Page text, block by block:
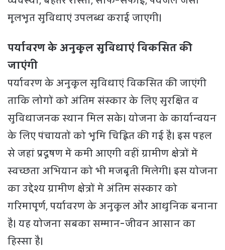
मूलभूत सुविधाएं उपलब्ध कराई जाएगी।
पर्यावरण के अनुकूल सुविधाएं विकसित की
जाएंगी
पर्यावरण के अनुकूल सुविधाएं विकसित की जाएंगी
ताकि लोगों को अंतिम संस्कार के लिए सुरक्षित व
सुविधाजनक स्थान मिल सके। योजना के कार्यान्वयन
के लिए पंचायतों को भूमि चिह्नित की गई है। इस पहल
से जहां प्रदूषण में कमी आएगी वहीं ग्रामीण क्षेत्रों में
स्वच्छता अभियान को भी मजबूती मिलेगी। इस योजना
का उद्देश्य ग्रामीण क्षेत्रों में अंतिम संस्कार को
गरिमापूर्ण, पर्यावरण के अनुकूल और आधुनिक बनाना
है। यह योजना सबका सम्मान-जीवन आसान का
हिस्सा है।